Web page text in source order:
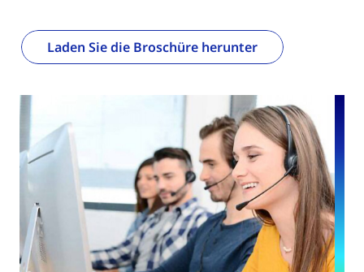
Laden Sie die Broschüre herunter